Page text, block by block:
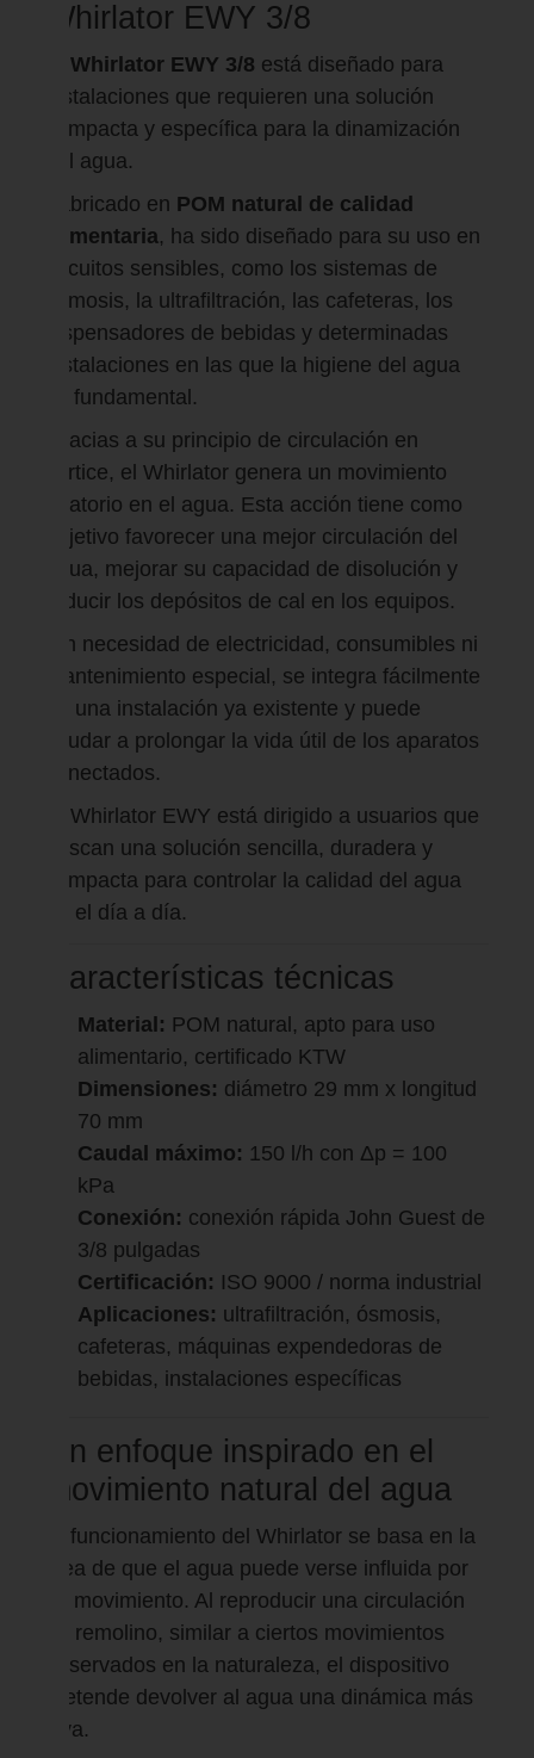
Whirlator EWY 3/8
ElWhirlator EWY 3/8 está diseñado para
instalaciones que requieren una solución
compacta y específica para la dinamización
del agua.
Fabricado en POM natural de calidad
alimentaria, ha sido diseñado para su uso en
circuitos sensibles, como los sistemas de
ósmosis, la ultrafiltración, las cafeteras, los
dispensadores de bebidas y determinadas
instalaciones en las que la higiene del agua
es fundamental.
Gracias a su principio de circulación en
vórtice, el Whirlator genera un movimiento
giratorio en el agua. Esta acción tiene como
objetivo favorecer una mejor circulación del
agua, mejorar su capacidad de disolución y
reducir los depósitos de cal en los equipos.
Sin necesidad de electricidad, consumibles ni
mantenimiento especial, se integra fácilmente
en una instalación ya existente y puede
ayudar a prolongar la vida útil de los aparatos
conectados.
El Whirlator EWY está dirigido a usuarios que
buscan una solución sencilla, duradera y
compacta para controlar la calidad del agua
en el día a día.
Características técnicas
Material: POM natural, apto para uso
alimentario, certificado KTW
Dimensiones: diámetro 29 mm x longitud
70 mm
Caudal máximo: 150 l/h con Δp = 100
kPa
Conexión: conexión rápida John Guest de
3/8 pulgadas
Certificación: ISO 9000 / norma industrial
Aplicaciones: ultrafiltración, ósmosis,
cafeteras, máquinas expendedoras de
bebidas, instalaciones específicas
Un enfoque inspirado en el
movimiento natural del agua
El funcionamiento del Whirlator se basa en la
idea de que el agua puede verse influida por
su movimiento. Al reproducir una circulación
en remolino, similar a ciertos movimientos
observados en la naturaleza, el dispositivo
pretende devolver al agua una dinámica más
viva.